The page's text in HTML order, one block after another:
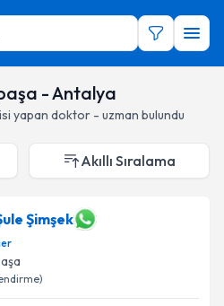
- Antalya
yapan doktor - uzman bulundu
Akıllı Sıralama
Şimşek